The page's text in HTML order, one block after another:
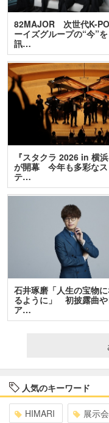
82MAJOR 次世代K-
ーイズグループの“今”を
訊…
『スタクラ 2026 in 横浜
が開幕 今年も多彩なス
テ…
石井琢磨「人生の宝物
るように」 初披露曲や
ア…
人気のキーワード
HIMARI 展示